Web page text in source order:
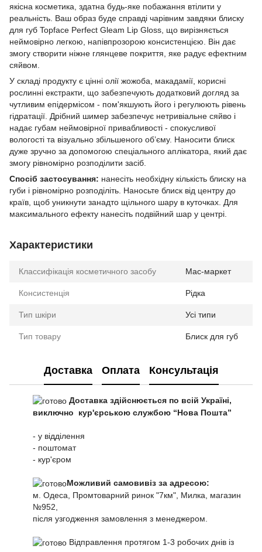
якісна косметика, здатна будь-яке побажання втілити у
реальність. Ваш образ буде справді чарівним завдяки блиску
для губ Topface Perfect Gleam Lip Gloss, що вирізняється
неймовірно легкою, напівпрозорою консистенцією. Він дає
змогу створити ніжне глянцеве покриття, яке радує ефектним
сяйвом.
У складі продукту є цінні олії жожоба, макадамії, корисні
рослинні екстракти, що забезпечують додатковий догляд за
чутливим епідермісом - пом'якшують його і регулюють рівень
гідратації. Дрібний шимер забезпечує нетривіальне сяйво і
надає губам неймовірної привабливості - спокусливої
вологості та візуально збільшеного об’єму. Наносити блиск
дуже зручно за допомогою спеціального аплікатора, який дає
змогу рівномірно розподілити засіб.
Спосіб застосування: нанесіть необхідну кількість блиску на
губи і рівномірно розподіліть. Наносьте блиск від центру до
країв, щоб уникнути занадто щільного шару в куточках. Для
максимального ефекту нанесіть подвійний шар у центрі.
Характеристики
Классифікація косметичного засобу Мас-маркет
Консистенція Рідка
Тип шкіри Усі типи
Тип товару Блиск для губ
Доставка Оплата Консультація
Доставка здійснюється по всій Україні,
виключно кур'єрською службою “Нова Пошта”
- у відділення
- поштомат
- кур'єром
Можливий самовивіз за адресою:
м. Одеса, Промтоварний ринок "7км", Милка, магазин
№952,
після узгодження замовлення з менеджером.
Відправлення протягом 1-3 робочих днів із